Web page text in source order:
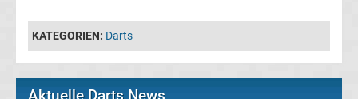
Tabelle
Frauen
KATEGORIEN: Darts